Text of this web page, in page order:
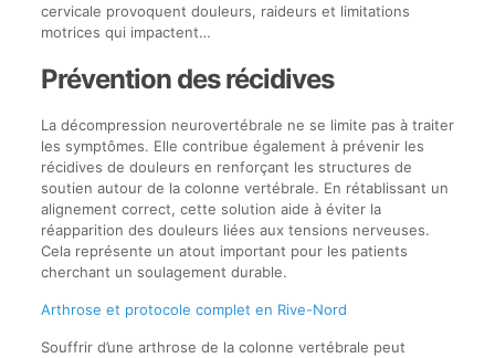
cervicale provoquent douleurs, raideurs et limitations
motrices qui impactent…
Prévention des récidives
La décompression neurovertébrale ne se limite pas à traiter
les symptômes. Elle contribue également à prévenir les
récidives de douleurs en renforçant les structures de
soutien autour de la colonne vertébrale. En rétablissant un
alignement correct, cette solution aide à éviter la
réapparition des douleurs liées aux tensions nerveuses.
Cela représente un atout important pour les patients
cherchant un soulagement durable.
Arthrose et protocole complet en Rive-Nord
Souffrir d’une arthrose de la colonne vertébrale peut